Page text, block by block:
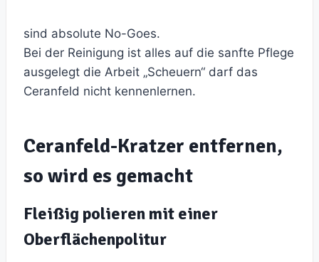
sind absolute No-Goes.
Bei der Reinigung ist alles auf die sanfte Pflege
ausgelegt die Arbeit „Scheuern“ darf das
Ceranfeld nicht kennenlernen.
Ceranfeld-Kratzer entfernen,
so wird es gemacht
Fleißig polieren mit einer
Oberflächenpolitur